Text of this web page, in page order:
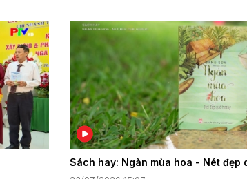
Sách hay: Ngàn mùa hoa - Nét đẹp